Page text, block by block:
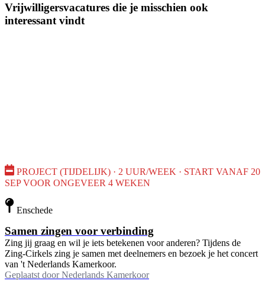
Vrijwilligersvacatures die je misschien ook
interessant vindt
PROJECT (TIJDELIJK) · 2 UUR/WEEK · START VANAF 20
SEP VOOR ONGEVEER 4 WEKEN
Enschede
Samen zingen voor verbinding
Zing jij graag en wil je iets betekenen voor anderen? Tijdens de
Zing-Cirkels zing je samen met deelnemers en bezoek je het concert
van 't Nederlands Kamerkoor.
Geplaatst door Nederlands Kamerkoor